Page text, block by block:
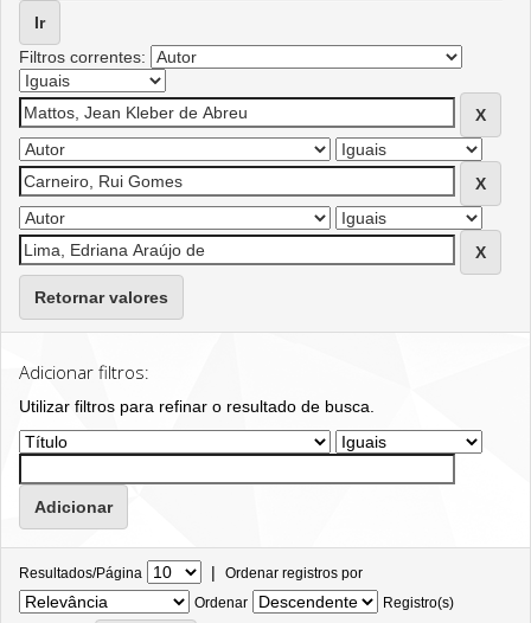
Filtros correntes:
Retornar valores
Adicionar filtros:
Utilizar filtros para refinar o resultado de busca.
Resultados/Página | Ordenar registros por
Ordenar
Registro(s)